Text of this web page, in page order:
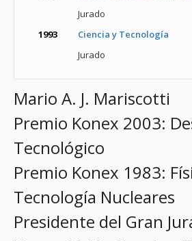
Jurado
1993
Ciencia y Tecnología
Jurado
Mario A. J. Mariscotti
Premio Konex 2003:
Tecnológico
Premio Konex 1983:
Tecnología Nucleares
Presidente del Gran